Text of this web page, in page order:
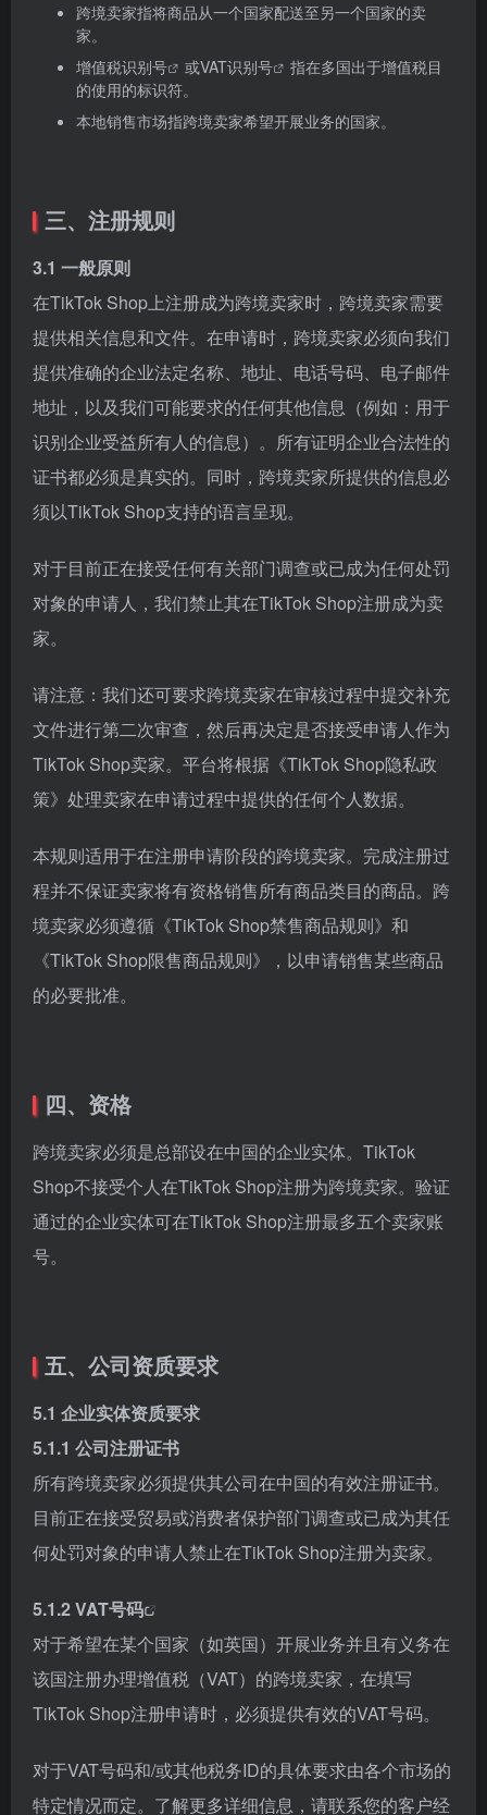
跨境卖家指将商品从一个国家配送至另一个国家的卖
家。
增值税识别号
或VAT识别号
指在多国出于增值税目
的使用的标识符。
本地销售市场指跨境卖家希望开展业务的国家。
三、注册规则
3.1 一般原则
在TikTok Shop上注册成为跨境卖家时，跨境卖家需要
提供相关信息和文件。在申请时，跨境卖家必须向我们
提供准确的企业法定名称、地址、电话号码、电子邮件
地址，以及我们可能要求的任何其他信息（例如：用于
识别企业受益所有人的信息）。所有证明企业合法性的
证书都必须是真实的。同时，跨境卖家所提供的信息必
须以TikTok Shop支持的语言呈现。
对于目前正在接受任何有关部门调查或已成为任何处罚
对象的申请人，我们禁止其在TikTok Shop注册成为卖
家。
请注意：我们还可要求跨境卖家在审核过程中提交补充
文件进行第二次审查，然后再决定是否接受申请人作为
TikTok Shop卖家。平台将根据《TikTok Shop隐私政
策》处理卖家在申请过程中提供的任何个人数据。
本规则适用于在注册申请阶段的跨境卖家。完成注册过
程并不保证卖家将有资格销售所有商品类目的商品。跨
境卖家必须遵循《TikTok Shop禁售商品规则》和
《TikTok Shop限售商品规则》，以申请销售某些商品
的必要批准。
四、资格
跨境卖家必须是总部设在中国的企业实体。TikTok
Shop不接受个人在TikTok Shop注册为跨境卖家。验证
通过的企业实体可在TikTok Shop注册最多五个卖家账
号。
五、公司资质要求
5.1 企业实体资质要求
5.1.1 公司注册证书
所有跨境卖家必须提供其公司在中国的有效注册证书。
目前正在接受贸易或消费者保护部门调查或已成为其任
何处罚对象的申请人禁止在TikTok Shop注册为卖家。
5.1.2VAT号码
对于希望在某个国家（如英国）开展业务并且有义务在
该国注册办理增值税（VAT）的跨境卖家，在填写
TikTok Shop注册申请时，必须提供有效的VAT号码。
对于VAT号码和/或其他税务ID的具体要求由各个市场的
特定情况而定。了解更多详细信息，请联系您的客户经